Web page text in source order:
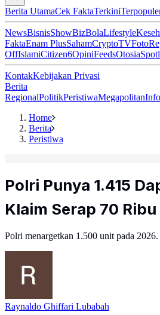
Berita UtamaCek FaktaTerkini
NewsBisnisShowBizBolaLifestyle
FaktaEnam PlusSahamCryptoTVFoto
OffIslamiCitizen6OpiniFeedsOtosia
KontakKebijakan Privasi
Berita
RegionalPolitikPeristiwaMegapolitan
Home
Berita
Peristiwa
Polri Punya 1.415
Klaim Serap 70
Polri menargetkan 1.500 unit pada 2026.
Raynaldo Ghiffari Lubabah